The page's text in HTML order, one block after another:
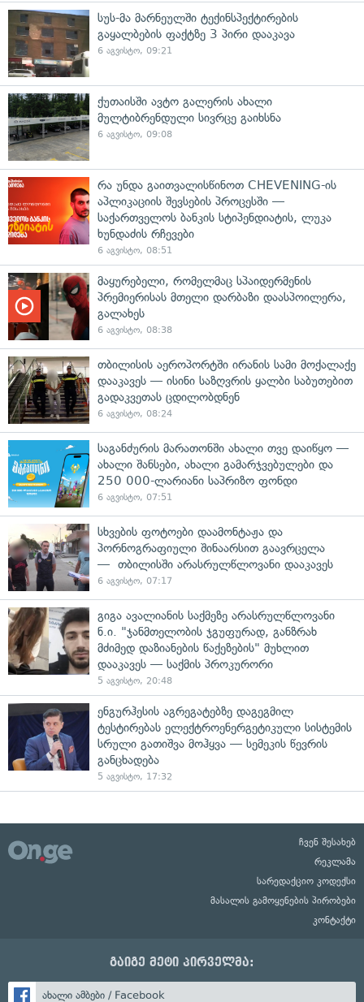
სუს-მა მარნეულში ტექინსპექტირების
გაყალბების ფაქტზე 3 პირი დააკავა
6 აგვისტო, 09:21
ქუთაისში ავტო გალერის ახალი
მულტიბრენდული სივრცე გაიხსნა
6 აგვისტო, 09:08
რა უნდა გაითვალისწინოთ CHEVENING-ის
აპლიკაციის შევსების პროცესში —
საქართველოს ბანკის სტიპენდიატის, ლუკა
ხუნდაძის რჩევები
6 აგვისტო, 08:51
მაყურებელი, რომელმაც სპაიდერმენის
პრემიერისას მთელი დარბაზი დაასპოილერა,
გალახეს
6 აგვისტო, 08:38
თბილისის აეროპორტში ირანის სამი მოქალაქე
დააკავეს — ისინი საზღვრის ყალბი საბუთებით
გადაკვეთას ცდილობდნენ
6 აგვისტო, 08:24
საგანძურის მარათონში ახალი თვე დაიწყო —
ახალი შანსები, ახალი გამარჯვებულები და
250 000-ლარიანი საპრიზო ფონდი
6 აგვისტო, 07:51
სხვების ფოტოები დაამონტაჟა და
პორნოგრაფიული შინაარსით გაავრცელა
— თბილისში არასრულწლოვანი დააკავეს
6 აგვისტო, 07:17
გიგა ავალიანის საქმეზე არასრულწლოვანი
ნ.ი. "ჯანმთელობის ჯგუფურად, განზრახ
მძიმედ დაზიანების წაქეზების" მუხლით
დააკავეს — საქმის პროკურორი
5 აგვისტო, 20:48
ენგურჰესის აგრეგატებზე დაგეგმილ
ტესტირებას ელექტროენერგეტიკული სისტემის
სრული გათიშვა მოჰყვა — სემეკის წევრის
განცხადება
5 აგვისტო, 17:32
ჩვენ შესახებ
რეკლამა
სარედაქციო კოდექსი
მასალის გამოყენების პირობები
კონტაქტი
გაიგე მეტი პირველმა:
ახალი ამბები / Facebook